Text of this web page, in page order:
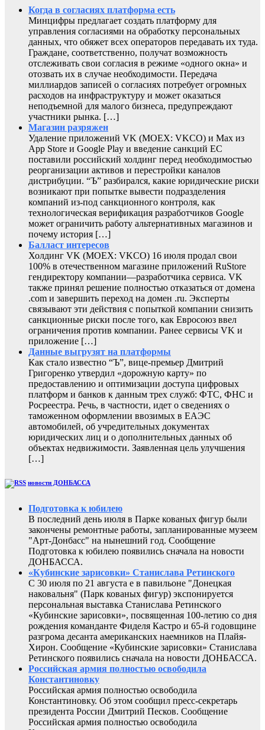
Когда в согласиях платформа есть
Минцифры предлагает создать платформу для
управления согласиями на обработку персональных
данных, что обяжет всех операторов передавать их туда.
Граждане, соответственно, получат возможность
отслеживать свои согласия в режиме «одного окна» и
отозвать их в случае необходимости. Передача
миллиардов записей о согласиях потребует огромных
расходов на инфраструктуру и может оказаться
неподъемной для малого бизнеса, предупреждают
участники рынка. […]
Магазин разряжен
Удаление приложений VK (MOEX: VKCO) и Max из
App Store и Google Play и введение санкций ЕС
поставили российский холдинг перед необходимостью
реорганизации активов и перестройки каналов
дистрибуции. “Ъ” разбирался, какие юридические риски
возникают при попытке вывести подразделения
компаний из-под санкционного контроля, как
технологическая верификация разработчиков Google
может ограничить работу альтернативных магазинов и
почему история […]
Балласт интересов
Холдинг VK (MOEX: VKCO) 16 июля продал свои
100% в отечественном магазине приложений RuStore
гендиректору компании—разработчика сервиса. VK
также принял решение полностью отказаться от домена
.com и завершить переход на домен .ru. Эксперты
связывают эти действия с попыткой компании снизить
санкционные риски после того, как Евросоюз ввел
ограничения против компании. Ранее сервисы VK и
приложение […]
Данные выгрузят на платформы
Как стало известно “Ъ”, вице-премьер Дмитрий
Григоренко утвердил «дорожную карту» по
предоставлению и оптимизации доступа цифровых
платформ и банков к данным трех служб: ФТС, ФНС и
Росреестра. Речь, в частности, идет о сведениях о
таможенном оформлении ввозимых в ЕАЭС
автомобилей, об учредительных документах
юридических лиц и о дополнительных данных об
объектах недвижимости. Заявленная цель улучшения
[…]
новости ДОНБАССА
Подготовка к юбилею
В последний день июля в Парке кованых фигур были
закончены ремонтные работы, запланированные музеем
"Арт-Донбасс" на нынешний год. Сообщение
Подготовка к юбилею появились сначала на новости
ДОНБАССА.
«Кубинские зарисовки» Станислава Ретинского
С 30 июля по 21 августа е в павильоне "Донецкая
наковальня" (Парк кованых фигур) экспонируется
персональная выставка Станислава Ретинского
«Кубинские зарисовки», посвященная 100-летию со дня
рождения команданте Фиделя Кастро и 65-й годовщине
разгрома десанта американских наемников на Плайя-
Хирон. Сообщение «Кубинские зарисовки» Станислава
Ретинского появились сначала на новости ДОНБАССА.
Российская армия полностью освободила
Константиновку
Российская армия полностью освободила
Константиновку. Об этом сообщил пресс-секретарь
президента России Дмитрий Песков. Сообщение
Российская армия полностью освободила